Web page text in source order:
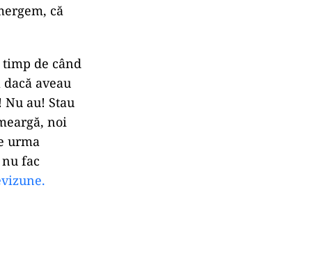
că
timp de când
aveau
au! Stau
noi
urma
fac